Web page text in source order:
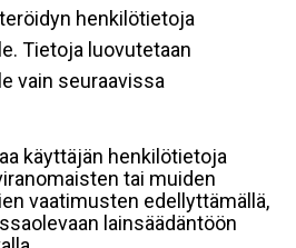
henkilötietoja
Tietoja luovutetaan
vain seuraavissa
käyttäjän henkilötietoja
tai muiden
vaatimusten edellyttämällä,
lainsäädäntöön